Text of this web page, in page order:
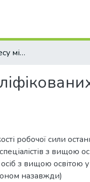
Регулювання процесу міграції висококваліфікованих робітників в Україні
робочої сили
з вищою
з вищою освітою
назавжди)